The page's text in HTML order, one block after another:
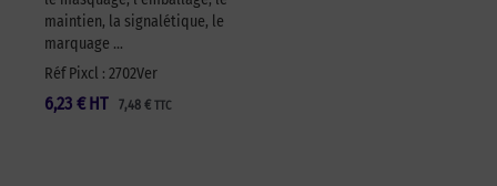
maintien, la signalétique, le
marquage …
Réf Pixcl : 2702Ver
6,23 € 7,48 € TTC
HT